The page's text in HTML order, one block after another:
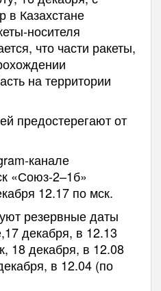
в Казахстане
носителя
что части ракеты,
на территории
предостерегают от
канале
«Союз-2–1б»
12.17 по мск.
резервные даты
декабря, в 12.13
18 декабря, в 12.08
в 12.04 (по